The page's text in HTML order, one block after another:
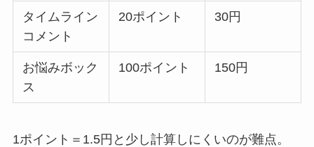
タイムライン
コメント
20ポイント 30円
お悩みボック
ス
100ポイント 150円
1ポイント＝1.5円と少し計算しにくいのが難点。